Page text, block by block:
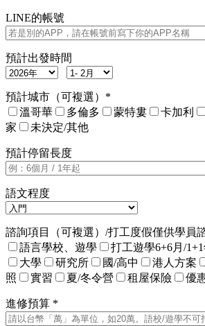
LINE的帳號
預計出發時間
預計城市（可複選）*
溫哥華
多倫多 蒙特婁 卡加利
家
未決定/其他
預計停留長度
語文程度
諮詢項目（可複選）/打工度假僅供學員
語言學校、遊學
打工遊學6+6月/
大學
研究所 國/高中 港人方案
照
實習 夏/冬令營 租屋保險 優
進修預算 *